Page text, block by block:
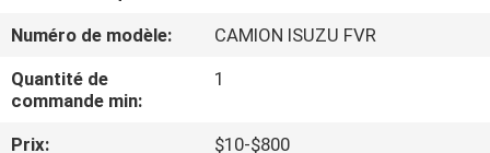
NOUS
VISITE
D'USINE
Numéro de modèle:
CAMION ISUZU FVR
Quantité de
commande min:
1
Prix:
$10-$800